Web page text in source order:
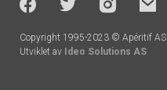
socials
Copyright 1995-2023 © Apéritif AS
Utviklet av Ideo Solutions AS